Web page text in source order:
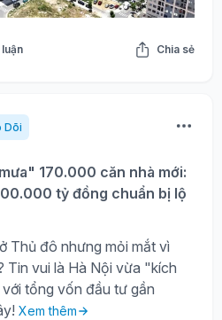
Chia sẻ
Dõi
170.000 căn nhà mới:
tỷ đồng chuẩn bị lộ
Thủ đô nhưng mỏi mắt vì
Tin vui là Hà Nội vừa "kích
tổng vốn đầu tư gần
Xem thêm